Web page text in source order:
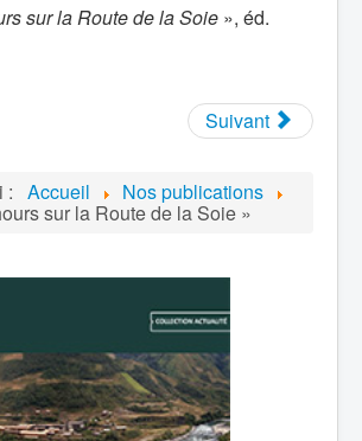
sur la Route de la Soie », éd.
Suivant
: Accueil Nos publications
sur la Route de la Soie »